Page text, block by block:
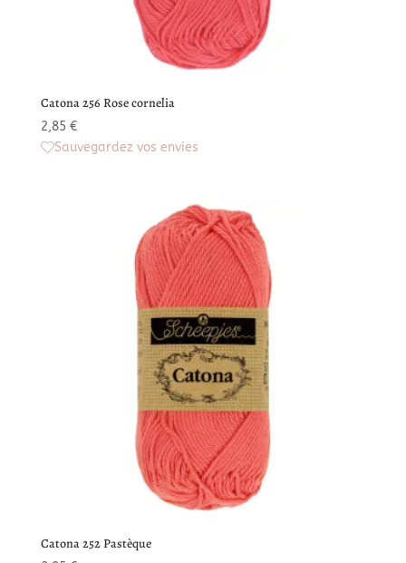
Catona 256 Rose cornelia
2,85 €
Sauvegardez vos envies
Catona 252 Pastèque